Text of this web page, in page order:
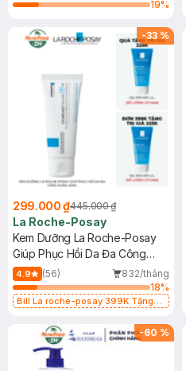
19%
-33 %
299.000 ₫445.000 ₫
La Roche-Posay
Kem Dưỡng La Roche-Posay
Giúp Phục Hồi Da Đa Công
Dụng 40ml
4.9 (56)
832/tháng
18%
Bill La roche-posay 399K Tặng
(SL có hạn)
-60 %